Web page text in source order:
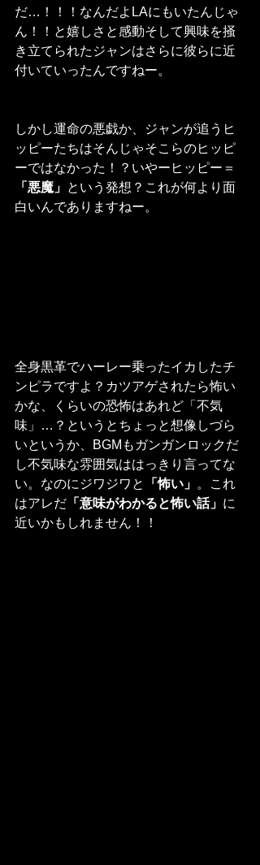
だ…！！！なんだよLAにもいたんじゃ
ん！！と嬉しさと感動そして興味を掻
き立てられたジャンはさらに彼らに近
付いていったんですねー。
しかし運命の悪戯か、ジャンが追うヒ
ッピーたちはそんじゃそこらのヒッピ
ーではなかった！？いやーヒッピー＝
「悪魔」 という発想？これが何より面
白いんでありますねー。
全身黒革でハーレー乗ったイカしたチ
ンピラですよ？カツアゲされたら怖い
かな、くらいの恐怖はあれど「不気
味」…？というとちょっと想像しづら
いというか、BGMもガンガンロックだ
し不気味な雰囲気ははっきり言ってな
い。なのにジワジワと
「怖い」 。これ
はアレだ 「意味がわかると怖い話」 に
近いかもしれません！！